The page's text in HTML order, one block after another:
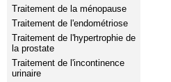
Traitement de la ménopause
Traitement de l'endométriose
Traitement de l'hypertrophie de
la prostate
Traitement de l'incontinence
urinaire